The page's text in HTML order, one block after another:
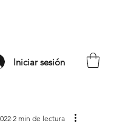
Iniciar sesión
2 min de lectura